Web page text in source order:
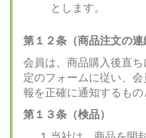
とします。
第１２条（商品注文の連
会員は、商品購入後直
定のフォームに従い、
報を正確に通知するもの
第１３条（検品）